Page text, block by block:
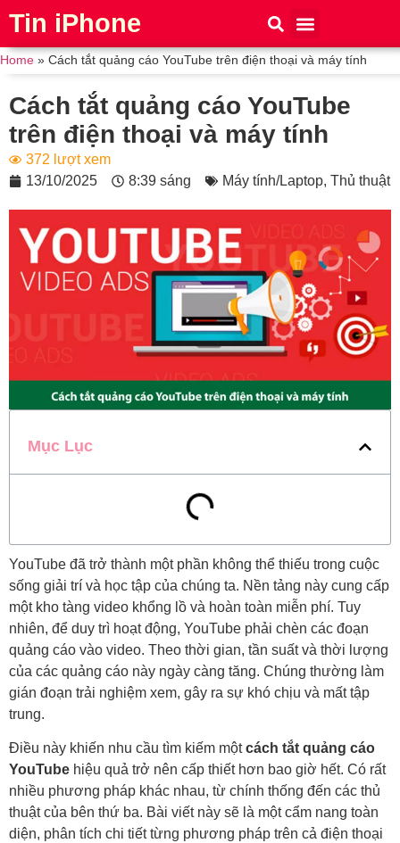
Tin iPhone
Home » Cách tắt quảng cáo YouTube trên điện thoại và máy tính
Cách tắt quảng cáo YouTube
trên điện thoại và máy tính
372 lượt xem
13/10/2025
8:39 sáng Máy tính/Laptop, Thủ thuật
Mục Lục
YouTube đã trở thành một phần không thể thiếu trong cuộc
sống giải trí và học tập của chúng ta. Nền tảng này cung cấp
một kho tàng video khổng lồ và hoàn toàn miễn phí. Tuy
nhiên, để duy trì hoạt động, YouTube phải chèn các đoạn
quảng cáo vào video. Theo thời gian, tần suất và thời lượng
của các quảng cáo này ngày càng tăng. Chúng thường làm
gián đoạn trải nghiệm xem, gây ra sự khó chịu và mất tập
trung.
Điều này khiến nhu cầu tìm kiếm mộtcách tắt quảng cáo
YouTube hiệu quả trở nên cấp thiết hơn bao giờ hết. Có rất
nhiều phương pháp khác nhau, từ chính thống đến các thủ
thuật của bên thứ ba. Bài viết này sẽ là một cẩm nang toàn
diện, phân tích chi tiết từng phương pháp trên cả điện thoại